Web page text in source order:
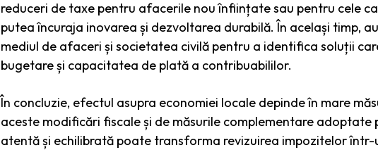
reduceri de taxe pentru afacerile nou înființate sau pentru cele
putea încuraja inovarea și dezvoltarea durabilă. În același timp,
mediul de afaceri și societatea civilă pentru a identifica soluții
bugetare și capacitatea de plată a contribuabililor.
În concluzie, efectul asupra economiei locale depinde în mare
aceste modificări fiscale și de măsurile complementare
atentă și echilibrată poate transforma revizuirea impozitelor